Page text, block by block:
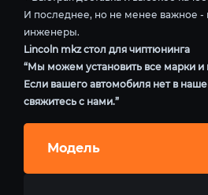
И последнее, но не менее важное
инженеры.
Lincoln mkz стол для чиптюнинга
“Мы можем установить все марки
Если вашего автомобиля нет в
свяжитесь с нами.”
Модель